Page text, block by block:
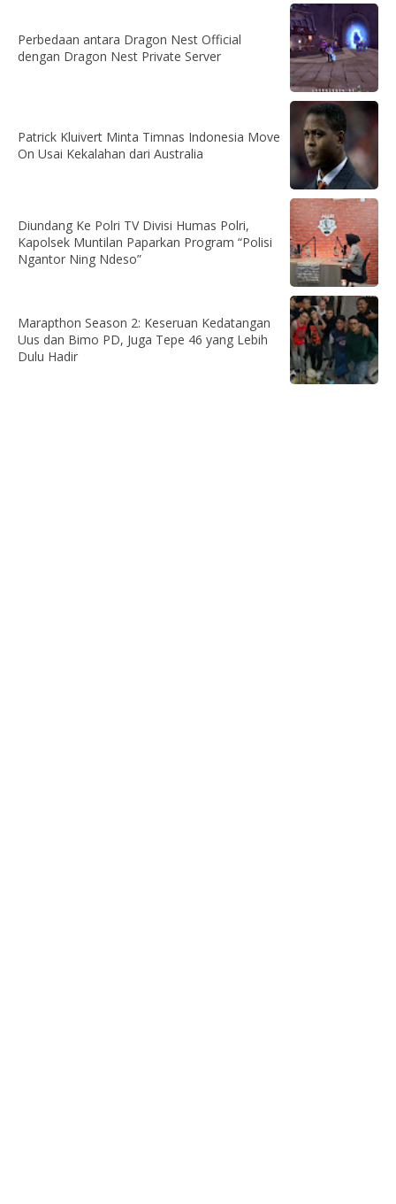
Perbedaan antara Dragon Nest Official
dengan Dragon Nest Private Server
Patrick Kluivert Minta Timnas Indonesia Move
On Usai Kekalahan dari Australia
Diundang Ke Polri TV Divisi Humas Polri,
Kapolsek Muntilan Paparkan Program “Polisi
Ngantor Ning Ndeso”
Marapthon Season 2: Keseruan Kedatangan
Uus dan Bimo PD, Juga Tepe 46 yang Lebih
Dulu Hadir